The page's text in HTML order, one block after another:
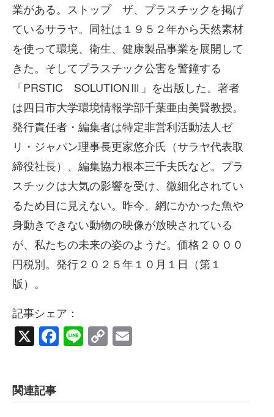
業がある。ストップ ザ、プラスチックを掲げ
ているサラヤ。同社は１９５２年から天然素材
を使って環境、衛生、健康製品事業を展開して
きた。そしてプラスチック公害を警鐘する
「PRSTIC SOLUTIONⅢ」を出版した。著者
は四日市大学環境情報学部千葉亜由美賢教授。
発行責任者・編集者は特定非営利活動法人ゼ
リ・ジャパン理事長更家悠介氏（サラヤ代表取
締役社長）、編集協力根本三千夫氏など。プラ
スチックは大気の影響を受け、微細化されてい
るため目に見えない。昨今、網にかかった魚や
身動きできない動物の映像が放映されている
が、私たちの未来の姿のようだ。価格２０００
円税別。発行２０２５年１０月１日（第１
版）。
記事シェア：
X Facebook
LineCopy
関連記事